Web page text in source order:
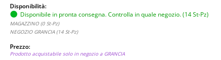
Disponibilità:
Disponibile in pronta consegna. Controlla in quale negozio. (14 St-Pz)
MAGAZZINO (0 St-Pz)
NEGOZIO GRANCIA (14 St-Pz)
Prezzo:
Prodotto acquistabile solo in negozio a GRANCIA